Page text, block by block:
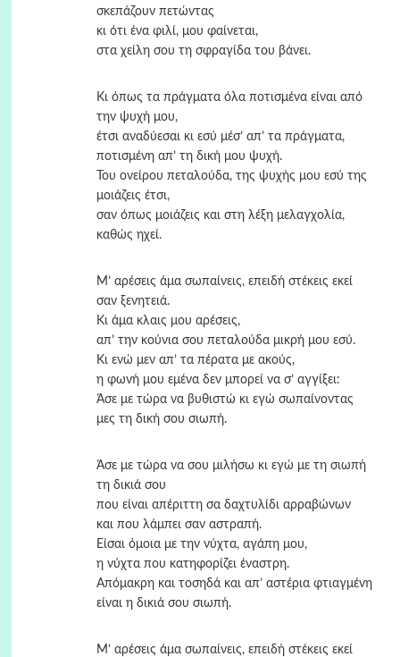
σκεπάζουν πετώντας
κι ότι ένα φιλί, μου φαίνεται,
στα χείλη σου τη σφραγίδα του βάνει.
Κι όπως τα πράγματα όλα ποτισμένα είναι από
την ψυχή μου,
έτσι αναδύεσαι κι εσύ μέσ’ απ’ τα πράγματα,
ποτισμένη απ’ τη δική μου ψυχή.
Του ονείρου πεταλούδα, της ψυχής μου εσύ της
μοιάζεις έτσι,
σαν όπως μοιάζεις και στη λέξη μελαγχολία,
καθώς ηχεί.
Μ’ αρέσεις άμα σωπαίνεις, επειδή στέκεις εκεί
σαν ξενητειά.
Κι άμα κλαις μου αρέσεις,
απ’ την κούνια σου πεταλούδα μικρή μου εσύ.
Κι ενώ μεν απ’ τα πέρατα με ακούς,
η φωνή μου εμένα δεν μπορεί να σ’ αγγίξει:
Άσε με τώρα να βυθιστώ κι εγώ σωπαίνοντας
μες τη δική σου σιωπή.
Άσε με τώρα να σου μιλήσω κι εγώ με τη σιωπή
τη δικιά σου
που είναι απέριττη σα δαχτυλίδι αρραβώνων
και που λάμπει σαν αστραπή.
Είσαι όμοια με την νύχτα, αγάπη μου,
η νύχτα που κατηφορίζει έναστρη.
Απόμακρη και τοσηδά και απ’ αστέρια φτιαγμένη
είναι η δικιά σου σιωπή.
Μ’ αρέσεις άμα σωπαίνεις, επειδή στέκεις εκεί